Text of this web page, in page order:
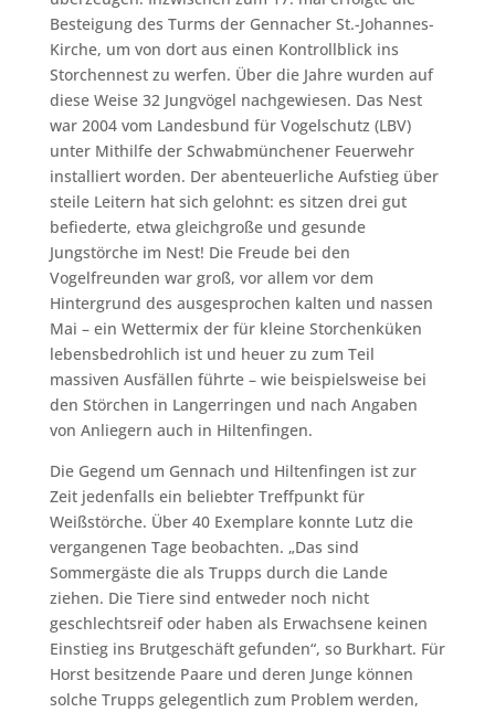
Besteigung des Turms der Gennacher St.-Johannes-
Kirche, um von dort aus einen Kontrollblick ins
Storchennest zu werfen. Über die Jahre wurden auf
diese Weise 32 Jungvögel nachgewiesen. Das Nest
war 2004 vom Landesbund für Vogelschutz (LBV)
unter Mithilfe der Schwabmünchener Feuerwehr
installiert worden. Der abenteuerliche Aufstieg über
steile Leitern hat sich gelohnt: es sitzen drei gut
befiederte, etwa gleichgroße und gesunde
Jungstörche im Nest! Die Freude bei den
Vogelfreunden war groß, vor allem vor dem
Hintergrund des ausgesprochen kalten und nassen
Mai – ein Wettermix der für kleine Storchenküken
lebensbedrohlich ist und heuer zu zum Teil
massiven Ausfällen führte – wie beispielsweise bei
den Störchen in Langerringen und nach Angaben
von Anliegern auch in Hiltenfingen.
Die Gegend um Gennach und Hiltenfingen ist zur
Zeit jedenfalls ein beliebter Treffpunkt für
Weißstörche. Über 40 Exemplare konnte Lutz die
vergangenen Tage beobachten. „Das sind
Sommergäste die als Trupps durch die Lande
ziehen. Die Tiere sind entweder noch nicht
geschlechtsreif oder haben als Erwachsene keinen
Einstieg ins Brutgeschäft gefunden“, so Burkhart. Für
Horst besitzende Paare und deren Junge können
solche Trupps gelegentlich zum Problem werden,